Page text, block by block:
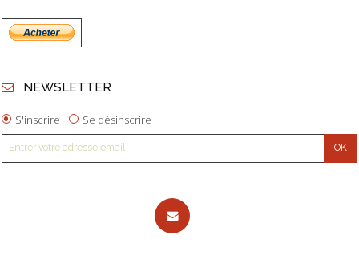
NEWSLETTER
S'inscrire Se désinscrire